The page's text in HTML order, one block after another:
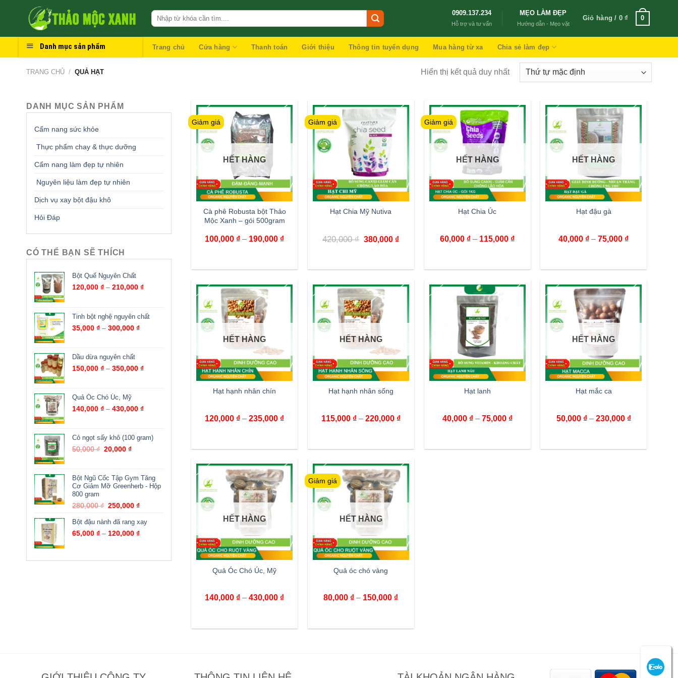
0909.137.234
Hỗ trợ và tư vấn
MẸO LÀM ĐẸP
Hướng dẫn - Mẹo vặt
Giỏ hàng / 0₫ 0
Danh mục sản phẩm Trang chủ Cửa hàng Thanh toán Giới thiệu Thông tin tuyển dụng Mua hàng từ xa Chia sẻ làm đẹp
TRANG CHỦ / QUẢ HẠT Hiển thị kết quả duy nhất
DANH MỤC SẢN PHẨM
Cẩm nang sức khỏe
Thực phẩm chay & thực dưỡng
Cẩm nang làm đẹp tự nhiên
Nguyên liệu làm đẹp tự nhiên
Dịch vụ xay bột đậu khô
Hỏi Đáp
CÓ THỂ BẠN SẼ THÍCH
Bột Quế Nguyên Chất
120,000 ₫ – 210,000 ₫
Tinh bột nghệ nguyên chất
35,000 ₫ – 300,000 ₫
Dầu dừa nguyên chất
150,000 ₫ – 350,000 ₫
Quả Óc Chó Úc, Mỹ
140,000 ₫ – 430,000 ₫
Cỏ ngọt sấy khô (100 gram)
50,000₫ 20,000₫
Bột Ngũ Cốc Tập Gym Tăng
Cơ Giảm Mỡ Greenherb - Hộp
800 gram
280,000₫ 250,000₫
Bột đậu nành đã rang xay
65,000 ₫ – 120,000 ₫
Giảm giá
HẾT HÀNG
Cà phê Robusta bột Thảo
Mộc Xanh – gói 500gram
100,000 ₫ – 190,000 ₫
Giảm giá
Hạt Chia Mỹ Nutiva
420,000₫ 380,000 ₫
Giảm giá
HẾT HÀNG
Hạt Chia Úc
60,000 ₫ – 115,000 ₫
HẾT HÀNG
Hạt đậu gà
40,000 ₫ –75,000 ₫
HẾT HÀNG
Hạt hạnh nhân chín
120,000 ₫ –235,000 ₫
HẾT HÀNG
Hạt hạnh nhân sống
115,000 ₫– 220,000 ₫
Hạt lanh
40,000 ₫– 75,000 ₫
HẾT HÀNG
Hạt mắc ca
50,000 ₫– 230,000 ₫
HẾT HÀNG
Quả Óc Chó Úc, Mỹ
140,000 ₫ –430,000 ₫
Giảm giá
HẾT HÀNG
Quả óc chó vàng
80,000 ₫ – 150,000 ₫